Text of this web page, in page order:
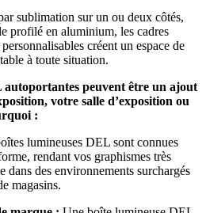
sublimation sur un ou deux côtés,
profilé en aluminium, les cadres
créent un espace de
à toute situation.
autoportantes peuvent être un ajout
votre salle d’exposition ou
:
lumineuses DEL sont connues
rendant vos graphismes très
dans des environnements surchargés
magasins.